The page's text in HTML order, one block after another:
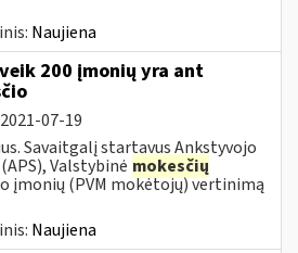
Naujiena
200 įmonių yra ant
2021-07-19
Savaitgalį startavus Ankstyvojo
Valstybinė mokesčių
įmonių (PVM mokėtojų) vertinimą
Naujiena